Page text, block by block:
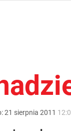
21 sierpnia 2011